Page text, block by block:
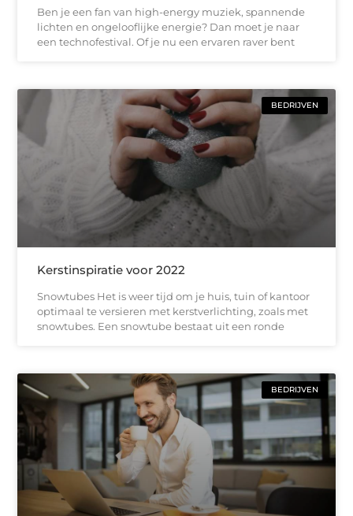
Ben je een fan van high-energy muziek, spannende
lichten en ongelooflijke energie? Dan moet je naar
een technofestival. Of je nu een ervaren raver bent
BEDRIJVEN
Kerstinspiratie voor 2022
Snowtubes Het is weer tijd om je huis, tuin of kantoor
optimaal te versieren met kerstverlichting, zoals met
snowtubes. Een snowtube bestaat uit een ronde
BEDRIJVEN